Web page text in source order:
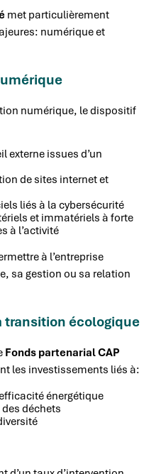
met particulièrement
numérique et
numérique, le dispositif
externe issues d’un
de sites internet et
liés à la cybersécurité
et immatériels à forte
à l’activité
à l’entreprise
sa gestion ou sa relation
transition écologique
Fonds partenarial CAP
les investissements liés à:
énergétique
déchets